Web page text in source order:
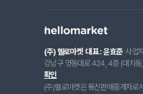
(주) 헬로마켓 대표 : 윤효준 사업
강남구 영동대로 424, 4층 (대치동
확인
(주)헬로마켓은 통신판매중개자로